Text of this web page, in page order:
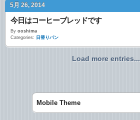
5月 26, 2014
今日はコーヒーブレッドです
By ooshima
Categories: 日替りパン
Load more entries...
Mobile Theme